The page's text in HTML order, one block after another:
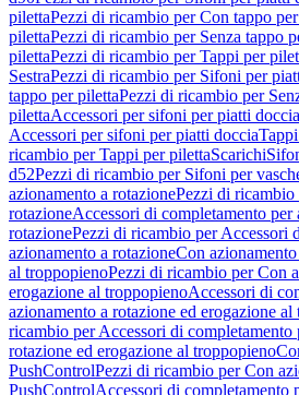
pilettaPezzi di ricambio per Con tappo
pilettaPezzi di ricambio per Senza tappo
pilettaPezzi di ricambio per Tappi per
SestraPezzi di ricambio per Sifoni per
tappo per pilettaPezzi di ricambio per
pilettaAccessori per sifoni per piatti doccia
Accessori per sifoni per piatti doccia
ricambio per Tappi per pilettaScarichi
d52Pezzi di ricambio per Sifoni per
azionamento a rotazionePezzi di ricambio
rotazioneAccessori di completamento per
rotazionePezzi di ricambio per Accessori
azionamento a rotazioneCon
al troppopienoPezzi di ricambio per Con
erogazione al troppopienoAccessori di
azionamento a rotazione ed erogazione
ricambio per Accessori di completamento
rotazione ed erogazione al troppopieno
PushControlPezzi di ricambio per Con
PushControlAccessori di completamento